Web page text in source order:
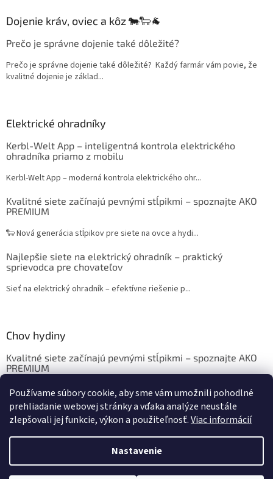
Používame súbory cookie, aby sme vám umožnili pohodlné
prehliadanie webovej stránky a vďaka analýze neustále
zlepšovali jej funkcie, výkon a použiteľnosť.Viac informácií
Nastavenie
Dojenie kráv, oviec a kôz 🐄🐑🐐
Prečo je správne dojenie také dôležité?
Prečo je správne dojenie také dôležité? Každý farmár vám povie, že
kvalitné dojenie je základ...
Elektrické ohradníky
Kerbl-Welt App – inteligentná kontrola elektrického
ohradníka priamo z mobilu
Kerbl-Welt App – moderná kontrola elektrického ohr...
Kvalitné siete začínajú pevnými stĺpikmi – spoznajte AKO
PREMIUM
🐑 Nová generácia stĺpikov pre siete na ovce a hydi...
Najlepšie siete na elektrický ohradník – praktický
sprievodca pre chovateľov
Sieť na elektrický ohradník – efektívne riešenie p...
Chov hydiny
Kvalitné siete začínajú pevnými stĺpikmi – spoznajte AKO
PREMIUM
Chov sliepok a hydiny: Krmivo, ustajnenie, vybavenie